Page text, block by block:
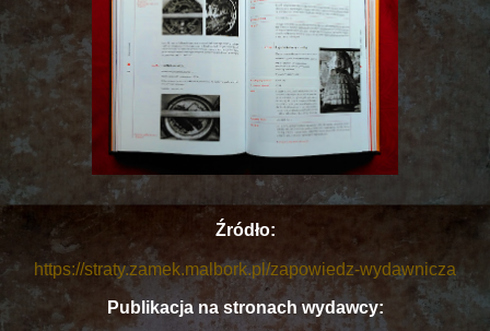
Źródło:
https://straty.zamek.malbork.pl/zapowiedz-wydawnicza
Publikacja na stronach wydawcy: